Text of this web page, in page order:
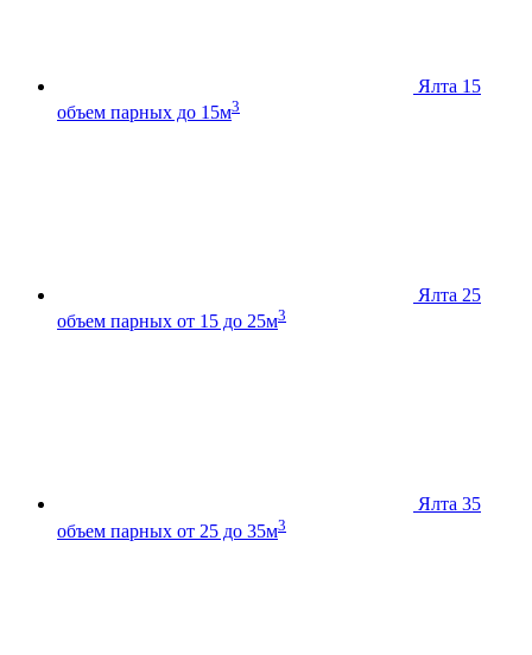
Ялта 15
объем парных до 15м3
Ялта 25
объем парных от 15 до 25м3
Ялта 35
объем парных от 25 до 35м3